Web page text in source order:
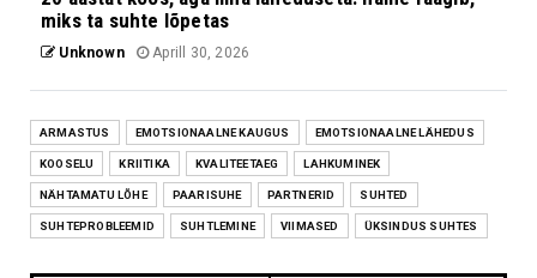
miks ta suhte lõpetas
Unknown Aprill 30, 2026
ARMASTUS EMOTSIONAALNE KAUGUS EMOTSIONAALNE LÄHEDUS
KOOSELU KRIITIKA KVALITEETAEG LAHKUMINEK
NÄHTAMATU LÕHE PAARISUHE PARTNERID SUHTED
SUHTEPROBLEEMID SUHTLEMINE VIIMASED ÜKSINDUS SUHTES